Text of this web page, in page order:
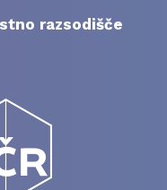
razsodišče